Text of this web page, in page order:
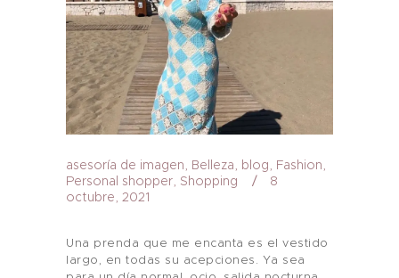
asesoría de imagen, Belleza, blog, Fashion,
Personal shopper, Shopping
8
octubre, 2021
Una prenda que me encanta es el vestido
largo, en todas su acepciones. Ya sea